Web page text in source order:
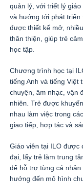
quản lý, với triết lý
và hướng tới phát triển
được thiết kế mở,
thân thiện, giúp trẻ
học tập.
Chương trình học tại
tiếng Anh và tiếng Việt
chuyện, âm nhạc, vận
nhiên. Trẻ được
nhau làm việc trong
giao tiếp, hợp tác và
Giáo viên tại ILO được
đại, lấy trẻ làm trung
để hỗ trợ từng cá
hướng đến mô hình